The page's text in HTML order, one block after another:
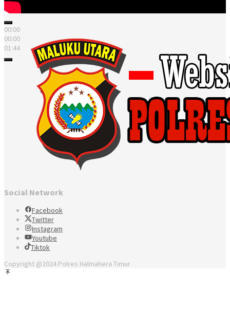
00:00
00:00
01:44
Social Network
Facebook
Twitter
Instagram
Youtube
Tiktok
Copyright @2024 Polres Halmahera Timur